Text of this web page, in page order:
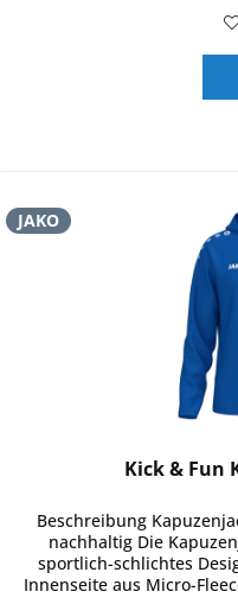
JAKO
Kick & Fun
Beschreibung
nachhaltig Die
sportlich-schlichtes
Innenseite aus Micro-